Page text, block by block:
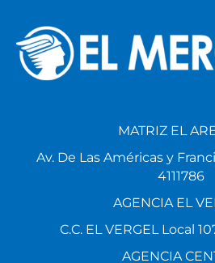
MATRIZ EL
Av. De Las Américas y
4111786
AGENCIA EL
C.C. EL VERGEL Local
AGENCIA